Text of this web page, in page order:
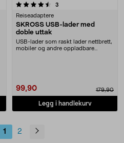
3
Reiseadaptere
SKROSS USB-lader med
doble uttak
USB-lader som raskt lader nettbrett,
mobiler og andre oppladbare
99,90 179,90
Legg i handlekurv
1 2